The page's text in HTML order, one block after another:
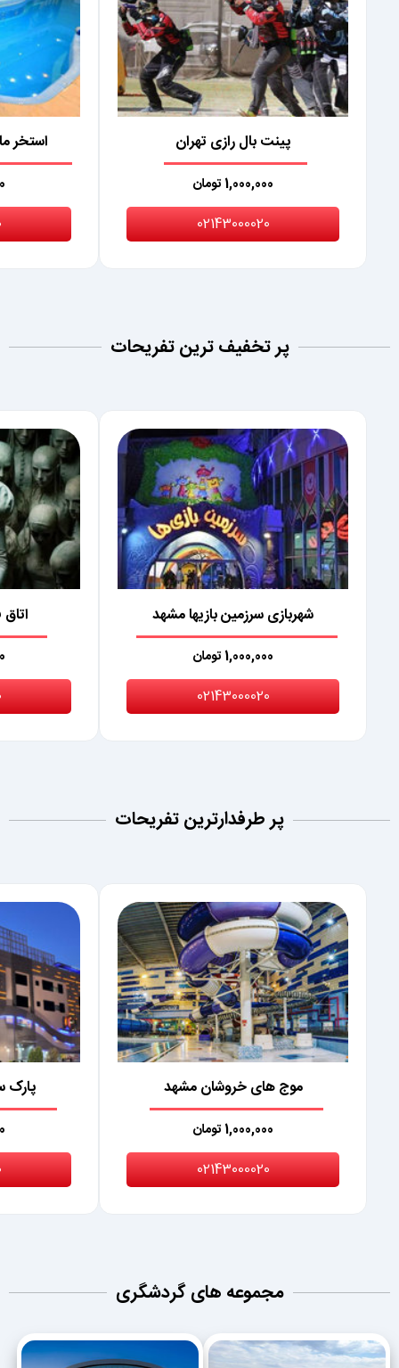
پینت بال رازی تهران
1,000,000 تومان
02143000020
استخر
پر تخفیف ترین تفریحات
شهربازی سرزمین بازیها مشهد
1,000,000 تومان
02143000020
پر طرفدارترین تفریحات
موج های خروشان مشهد
1,000,000 تومان
02143000020
پارک
مجموعه های گردشگری